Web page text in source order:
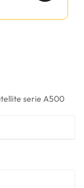
serie A500